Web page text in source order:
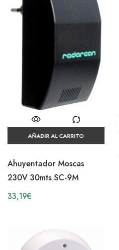
AÑADIR AL CARRITO
Ahuyentador Moscas
230V 30mts SC-9M
33,19€